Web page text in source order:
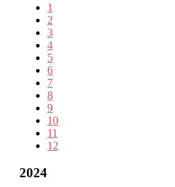
1
2
3
4
5
6
7
8
9
10
11
12
2024